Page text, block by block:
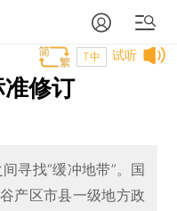
试听
T中
修订
寻找“缓冲地带”。国
产区市县一级地方政